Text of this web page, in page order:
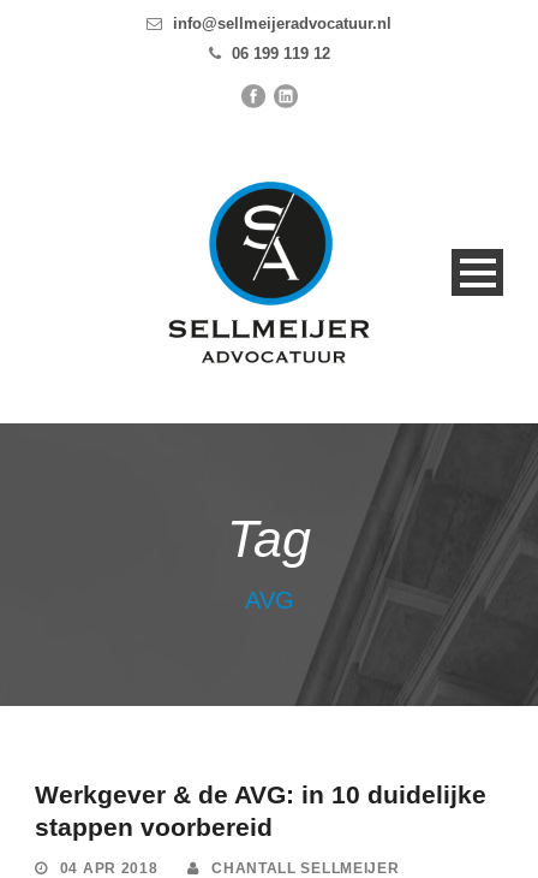
info@sellmeijeradvocatuur.nl
06 199 119 12
Tag
AVG
Werkgever & de AVG: in 10 duidelijke
stappen voorbereid
04 APR 2018 CHANTALL SELLMEIJER